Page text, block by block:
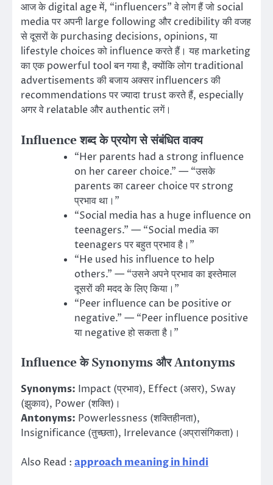
आज के digital age में, “influencers” वे लोग हैं जो social
media पर अपनी large following और credibility की वजह
से दूसरों के purchasing decisions, opinions, या
lifestyle choices को influence करते हैं। यह marketing
का एक powerful tool बन गया है, क्योंकि लोग traditional
advertisements की बजाय अक्सर influencers की
recommendations पर ज्यादा trust करते हैं, especially
अगर वे relatable और authentic लगें।
Influence शब्द के प्रयोग से संबंधित वाक्य
“Her parents had a strong influence
on her career choice.” — “उसके
parents का career choice पर strong
प्रभाव था।”
“Social media has a huge influence on
teenagers.” — “Social media का
teenagers पर बहुत प्रभाव है।”
“He used his influence to help
others.” — “उसने अपने प्रभाव का इस्तेमाल
दूसरों की मदद के लिए किया।”
“Peer influence can be positive or
negative.” — “Peer influence positive
या negative हो सकता है।”
Influence के Synonyms और Antonyms
Synonyms: Impact (प्रभाव), Effect (असर), Sway
(झुकाव), Power (शक्ति)।
Antonyms: Powerlessness (शक्तिहीनता),
Insignificance (तुच्छता), Irrelevance (अप्रासंगिकता)।
Also Read : approach meaning in hindi